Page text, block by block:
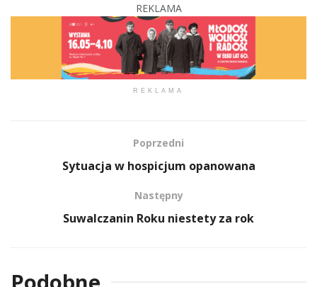
REKLAMA
REKLAMA
Poprzedni
Sytuacja w hospicjum opanowana
Następny
Suwalczanin Roku niestety za rok